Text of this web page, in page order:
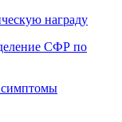
награду
СФР по
симптомы